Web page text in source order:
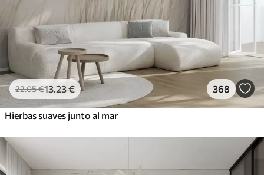
22.05€13 .23€ 368
Hierbas suaves junto al mar